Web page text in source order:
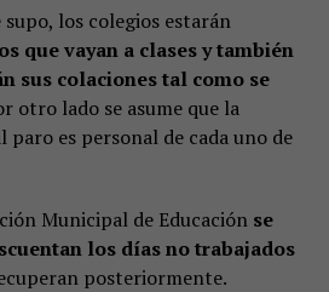
supo, los colegios estarán
que vayan a clases y también
sus colaciones tal como se
otro lado se asume que la
paro es personal de cada uno de
Municipal de Educación se
los días no trabajados
posteriormente.